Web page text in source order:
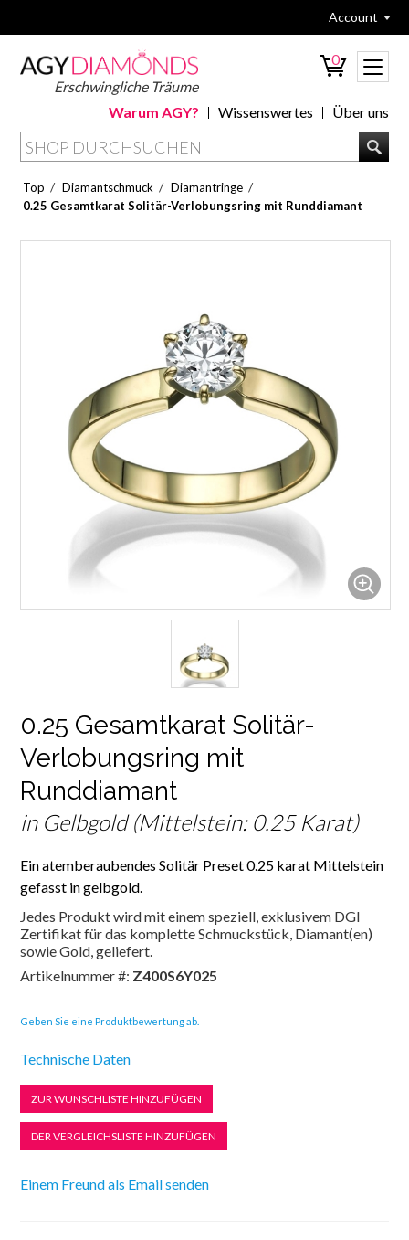
Account
Erschwingliche Träume
0
Über uns
Wissenswertes
Warum AGY?
Top / Diamantschmuck / Diamantringe /
0.25 Gesamtkarat Solitär-Verlobungsring mit Runddiamant
0.25 Gesamtkarat Solitär-
Verlobungsring mit
Runddiamant
in Gelbgold (Mittelstein: 0.25 Karat)
Ein atemberaubendes Solitär Preset 0.25 karat Mittelstein
gefasst in gelbgold.
Jedes Produkt wird mit einem speziell, exklusivem DGI
Zertifikat für das komplette Schmuckstück, Diamant(en)
sowie Gold, geliefert.
Artikelnummer #: Z400S6Y025
Geben Sie eine Produktbewertung ab.
Technische Daten